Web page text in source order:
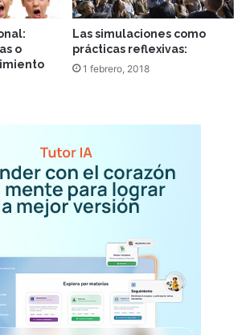
o
Las simulaciones como
prácticas reflexivas:
1 febrero, 2018